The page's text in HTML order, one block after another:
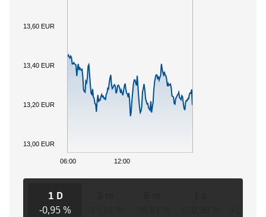
06:00 12:00
13,00 EUR
13,20 EUR
13,40 EUR
13,60 EUR
1 D
-0,95 %